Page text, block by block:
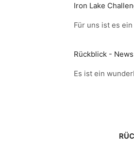
Iron Lake
Für uns ist es
Rückblick -
Es ist ein